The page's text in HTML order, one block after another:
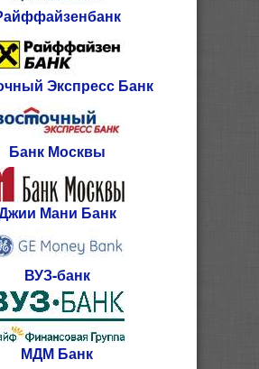
Экспресс Банк
Банк Москвы
Мани Банк
ВУЗ-банк
МДМ Банк